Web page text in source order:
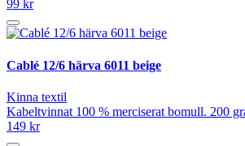
99 kr
Cablé 12/6 härva 6011 beige
Kinna textil
Kabeltvinnat 100 % merciserat bomull. 200
149 kr